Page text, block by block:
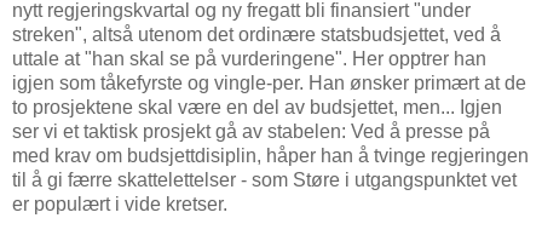
nytt regjeringskvartal og ny fregatt bli finansiert "under
streken", altså utenom det ordinære statsbudsjettet, ved å
uttale at "han skal se på vurderingene". Her opptrer han
igjen som tåkefyrste og vingle-per. Han ønsker primært at de
to prosjektene skal være en del av budsjettet, men... Igjen
ser vi et taktisk prosjekt gå av stabelen: Ved å presse på
med krav om budsjettdisiplin, håper han å tvinge regjeringen
til å gi færre skattelettelser - som Støre i utgangspunktet vet
er populært i vide kretser.